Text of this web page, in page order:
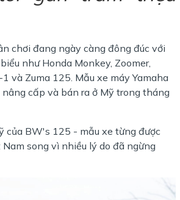
chơi đang ngày càng đông đúc với
như Honda Monkey, Zoomer,
và Zuma 125. Mẫu xe máy Yamaha
cấp và bán ra ở Mỹ trong tháng
của BW's 125 - mẫu xe từng được
song vì nhiều lý do đã ngừng